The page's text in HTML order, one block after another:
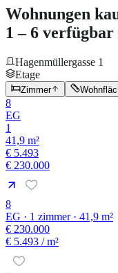
Wohnungen
1 – 6 verfügbar
Hagenmüllergasse 1
Etage
Zimmer
8
EG
1
41,9 m²
€ 5.493
€ 230.000
8
EG · 1 zimmer · 41,9 m²
€ 230.000
€ 5.493 / m²